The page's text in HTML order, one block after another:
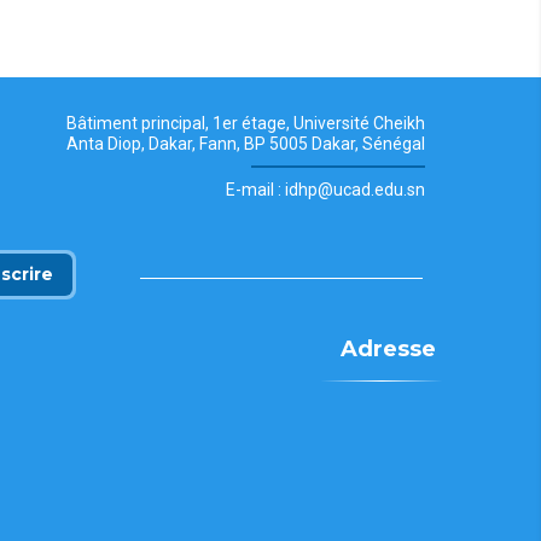
Bâtiment principal, 1er étage, Université Cheikh
Anta Diop, Dakar, Fann, BP 5005 Dakar, Sénégal
E-mail : idhp@ucad.edu.sn
Adresse